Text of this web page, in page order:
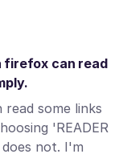
firefox can read
some links
'READER
not. I'm